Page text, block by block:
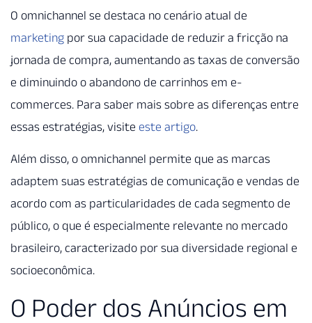
O omnichannel se destaca no cenário atual de
marketing por sua capacidade de reduzir a fricção na
jornada de compra, aumentando as taxas de conversão
e diminuindo o abandono de carrinhos em e-
commerces. Para saber mais sobre as diferenças entre
essas estratégias, visite este artigo.
Além disso, o omnichannel permite que as marcas
adaptem suas estratégias de comunicação e vendas de
acordo com as particularidades de cada segmento de
público, o que é especialmente relevante no mercado
brasileiro, caracterizado por sua diversidade regional e
socioeconômica.
O Poder dos Anúncios em